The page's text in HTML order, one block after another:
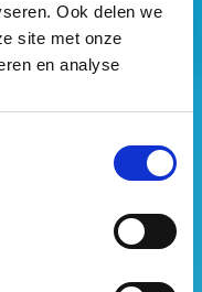
Ook delen we
site met onze
en analyse